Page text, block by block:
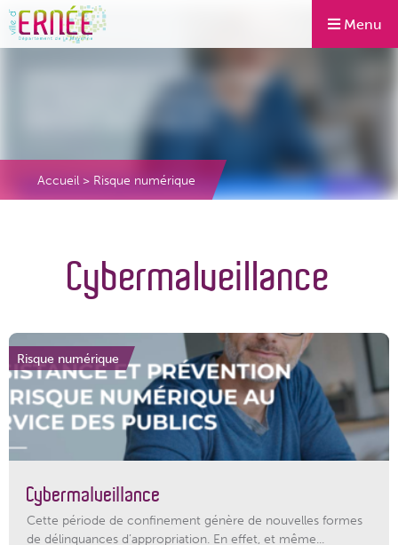
Menu
Accueil > Risque numérique
Cybermalveillance
Risque numérique
Cybermalveillance
Cette période de confinement génère de nouvelles formes
de délinquances d’appropriation. En effet, et même...